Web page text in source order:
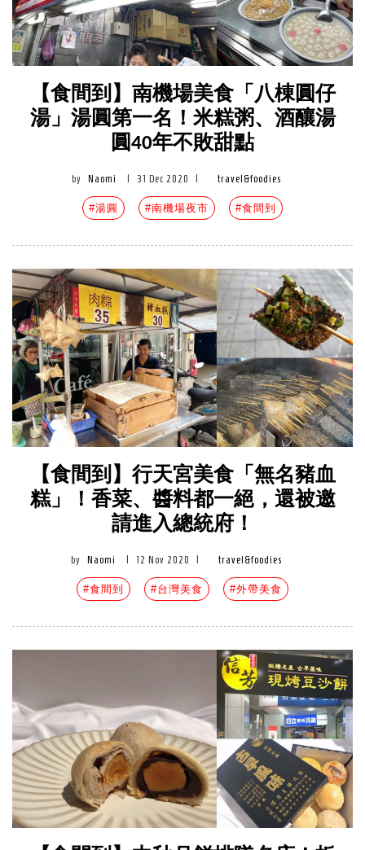
【食間到】南機場美食「八棟圓仔
湯」湯圓第一名！米糕粥、酒釀湯
圓40年不敗甜點
by Naomi 31 Dec 2020 travel&foodies
#湯圓 #南機場夜市 #食間到
【食間到】行天宮美食「無名豬血
糕」！香菜、醬料都一絕，還被邀
請進入總統府！
by Naomi 12 Nov 2020 travel&foodies
#食間到 #台灣美食 #外帶美食